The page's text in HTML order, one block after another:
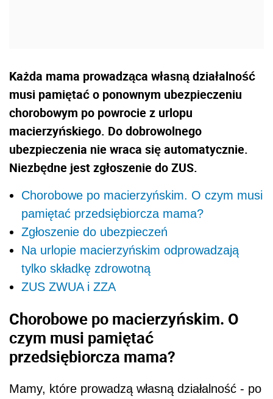
Każda mama prowadząca własną działalność
musi pamiętać o ponownym ubezpieczeniu
chorobowym po powrocie z urlopu
macierzyńskiego. Do dobrowolnego
ubezpieczenia nie wraca się automatycznie.
Niezbędne jest zgłoszenie do ZUS.
Chorobowe po macierzyńskim. O czym musi
pamiętać przedsiębiorcza mama?
Zgłoszenie do ubezpieczeń
Na urlopie macierzyńskim odprowadzają
tylko składkę zdrowotną
ZUS ZWUA i ZZA
Chorobowe po macierzyńskim. O
czym musi pamiętać
przedsiębiorcza mama?
Mamy, które prowadzą własną działalność - po